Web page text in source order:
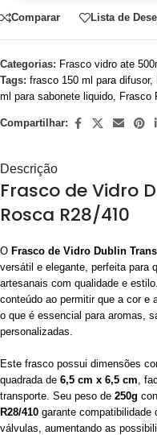
Comparar Lista de
Categorias: Frasco vidro ate
Tags: frasco 150 ml para difusor,
ml para sabonete liquido
Frasco
Compartilhar:
Descrição
Frasco de Vidro
Rosca R28/410
O Frasco de Vidro Dublin
versátil e elegante, perfeita para
artesanais com qualidade e
conteúdo ao permitir que a cor e
o que é essencial para aromas,
personalizadas.
Este frasco possui dimensões
quadrada de 6,5 cm x 6,5 cm ,
transporte. Seu peso de 250g
R28/410 garante compatibilidade
válvulas, aumentando as